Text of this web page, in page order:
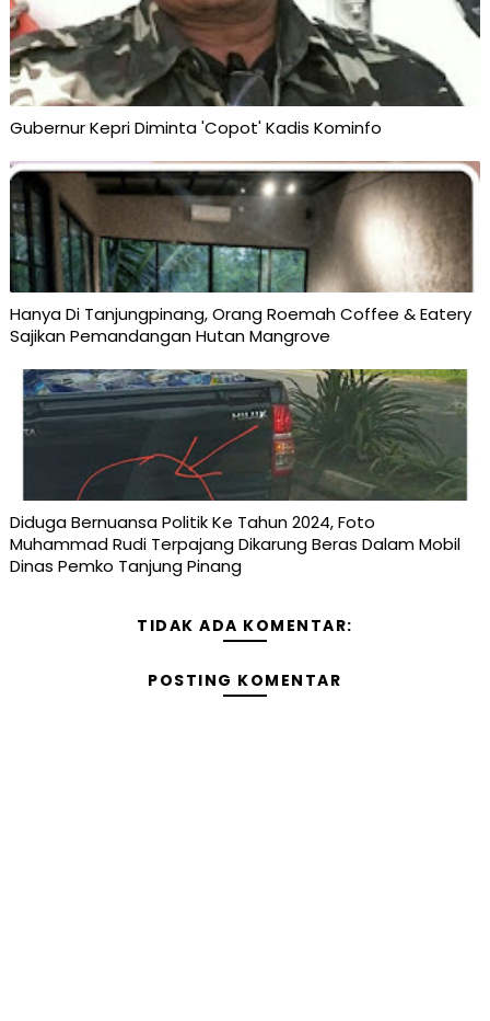
Gubernur Kepri Diminta 'Copot' Kadis Kominfo
Hanya Di Tanjungpinang, Orang Roemah Coffee & Eatery
Sajikan Pemandangan Hutan Mangrove
Diduga Bernuansa Politik Ke Tahun 2024, Foto
Muhammad Rudi Terpajang Dikarung Beras Dalam Mobil
Dinas Pemko Tanjung Pinang
TIDAK ADA KOMENTAR:
POSTING KOMENTAR